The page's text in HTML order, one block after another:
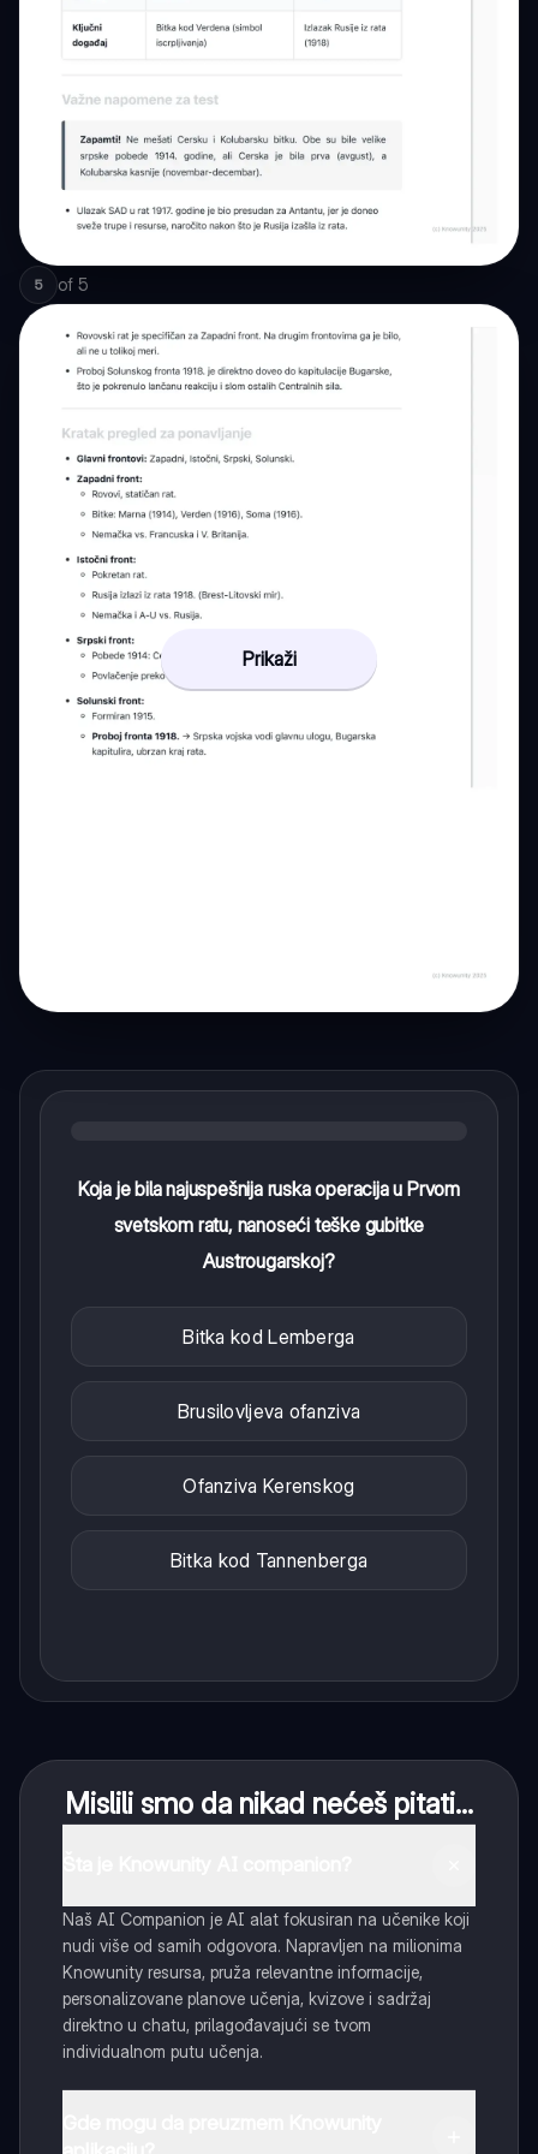
5 of 5
Prikaži
Koja je bila najuspešnija ruska operacija u Prvom
svetskom ratu, nanoseći teške gubitke
Austrougarskoj?
Bitka kod Lemberga
Brusilovljeva ofanziva
Ofanziva Kerenskog
Bitka kod Tannenberga
Mislili smo da nikad nećeš pitati...
Naš AI Companion je AI alat fokusiran na učenike koji
nudi više od samih odgovora. Napravljen na milionima
Knowunity resursa, pruža relevantne informacije,
personalizovane planove učenja, kvizove i sadržaj
direktno u chatu, prilagođavajući se tvom
individualnom putu učenja.